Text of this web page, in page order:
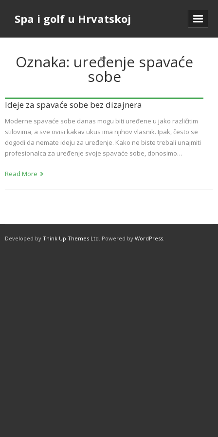
Spa i golf u Hrvatskoj
Oznaka: uređenje spavaće
sobe
Ideje za spavaće sobe bez dizajnera
Moderne spavaće sobe danas mogu biti uređene u jako različitim
stilovima, a sve ovisi kakav ukus ima njihov vlasnik. Ipak, često se
dogodi da nemate ideju za uređenje. Kako ne biste trebali unajmiti
profesionalca za uređenje svoje spavaće sobe, donosimo…
Read More
Developed by Think Up Themes Ltd. Powered by WordPress.